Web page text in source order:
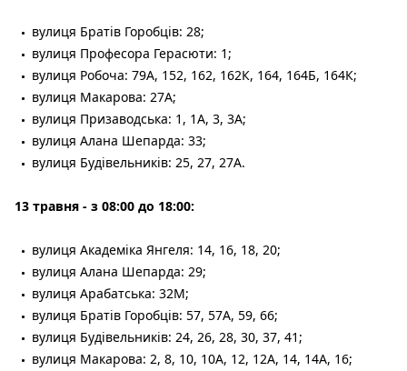
вулиця Братів Горобців: 28;
вулиця Професора Герасюти: 1;
вулиця Робоча: 79А, 152, 162, 162К, 164, 164Б, 164К;
вулиця Макарова: 27А;
вулиця Призаводська: 1, 1А, 3, 3А;
вулиця Алана Шепарда: 33;
вулиця Будівельників: 25, 27, 27А.
13 травня - з 08:00 до 18:00:
вулиця Академіка Янгеля: 14, 16, 18, 20;
вулиця Алана Шепарда: 29;
вулиця Арабатська: 32М;
вулиця Братів Горобців: 57, 57А, 59, 66;
вулиця Будівельників: 24, 26, 28, 30, 37, 41;
вулиця Макарова: 2, 8, 10, 10А, 12, 12А, 14, 14А, 16;